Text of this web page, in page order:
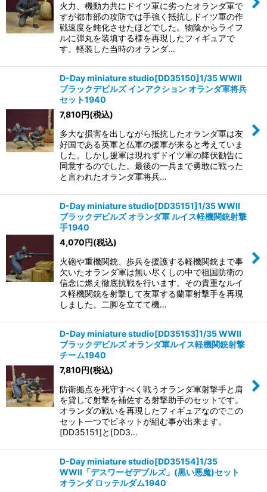
火力、機動力共にドイツ軍に劣ったオランダ軍で
すが都市部の攻防では手強く抵抗しドイツ軍の作
戦速度を鈍化させたほどでした。物陰からライフ
ルに弾丸を装填する様を再現したフィギュアで
す。軽装した当時のオランダ…
D-Day miniature studio[DD35150]1/35 WWII
ブラックデビルズ インアクション オランダ軍将兵
セット1940
7,810円(税込)
多大な損害を出しながら抵抗したオランダ軍は友
好国である英軍と仏軍の援軍が来ると考えていま
した。しかし援軍は現れずドイツ軍の降伏勧告に
同意するのでした。最後の一兵まで勇敢に戦った
と言われたオランダ軍将兵…
D-Day miniature studio[DD35151]1/35 WWII
ブラックデビルズ オランダ軍 ルイス軽機関銃射撃
手1940
4,070円(税込)
火砲や重機関銃、歩兵を援護する軽機関銃まで事
欠いたオランダ軍は無い尽くしの中で祖国防衛の
信念に燃え徹底抗戦を行います。その貴重なルイ
ス軽機関銃を射撃して友軍する蘭軍射撃手を再現
しました。二脚を立てて機…
D-Day miniature studio[DD35153]1/35 WWII
ブラックデビルズ オランダ軍ルイス軽機関銃射撃
チーム1940
7,810円(税込)
防衛拠点を死守すべく戦うオランダ軍射撃手と肩
を貸して射撃を補佐する射撃助手のセットです。
オランダの戦いを再現したフィギュアなのでこの
セット一つでビネットが組む事が出来ます。
[DD35151]と[DD3…
D-Day miniature studio[DD35154]1/35
WWII「デスワーゼデブルズ」(黒い悪魔)セット
オランダ ロッテルダム1940